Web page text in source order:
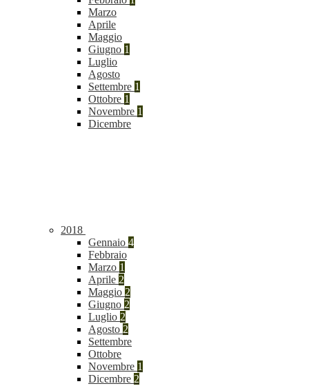
Marzo
Aprile
Maggio
Giugno 1
Luglio
Agosto
Settembre 1
Ottobre 1
Novembre 1
Dicembre
2018
Gennaio 4
Febbraio
Marzo 1
Aprile 2
Maggio 2
Giugno 2
Luglio 2
Agosto 2
Settembre
Ottobre
Novembre 1
Dicembre 2